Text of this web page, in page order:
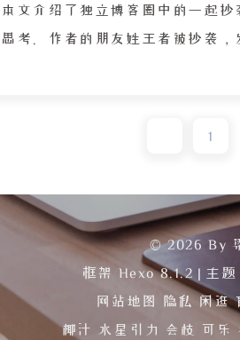
本文介绍了独立博客圈中的一起抄
思考。作者的朋友姓王者被抄袭，
论，厘清了抄袭的法律边界：若
达不同，即使主题相似仍属原创
真实世界中体验生活，而非抄袭他
调了知识共享协议（CC 协议）的
立博客通过标注协议明确转载需署
违反者即使不违法也违背了作者
普及 CC 协议知识，帮助读者正
1
© 2026 By
框架 Hexo 8.1.2 | 主
网站地图
隐私 闲逛
椰汁
水星引力 会枝 可乐